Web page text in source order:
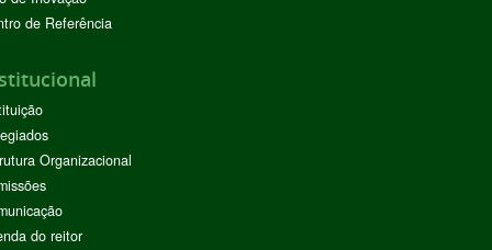
de Referência
Organizacional
do reitor